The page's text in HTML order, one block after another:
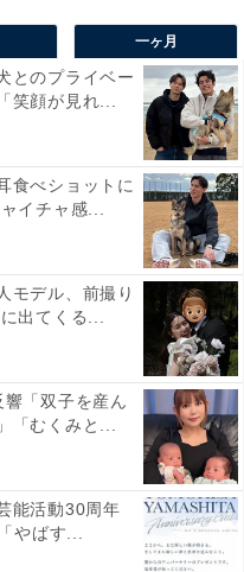
一ヶ月
とのプライベー
笑顔が見れ...
食べショットに
イチャ感...
モデル、前撮り
出てくる...
「双子を産ん
「むくみと...
能活動30周年
やばす...